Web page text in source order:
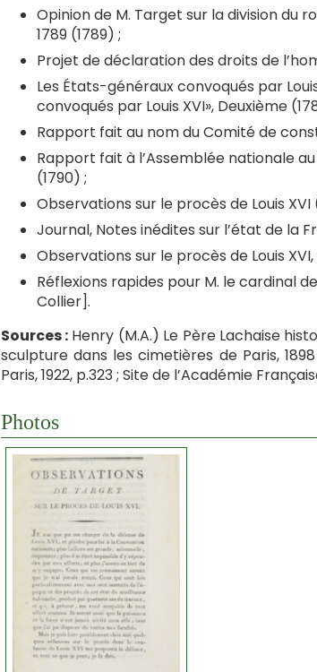
Opinion de M. Target sur la division du
1789 (1789) ;
Projet de déclaration des droits de
Les États-généraux convoqués par
convoqués par Louis XVI», Deuxième
Rapport fait au nom du Comité de
Rapport fait à l’Assemblée nationale
(1790) ;
Observations sur le procès de Louis XVI
Journal, Notes inédites sur l’état de la
Observations sur le procès de Louis
Réflexions rapides pour M. le cardinal
Collier].
Sources :Henry (M.A.) Le Père Lachaise
sculpture dans les cimetières de Paris,
Paris, 1922, p.323 ; Site de l’Académie
Photos